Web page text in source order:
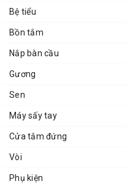
Bệ tiểu
Bồn tắm
Nắp bàn cầu
Gương
Sen
Máy sấy tay
Cửa tắm đứng
Vòi
Phụ kiện